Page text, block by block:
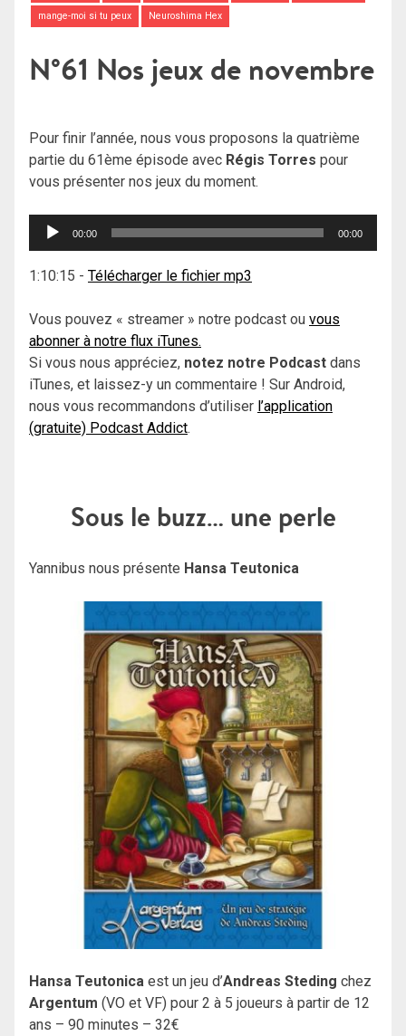
mange-moi si tu peux Neuroshima Hex
N°61 Nos jeux de novembre
Pour finir l’année, nous vous proposons la quatrième
partie du 61ème épisode avec Régis Torres pour
vous présenter nos jeux du moment.
Lecteur
00:00 00:00
1:10:15 - Télécharger le fichier mp3
Vous pouvez « streamer » notre podcast ou vous
abonner à notre flux iTunes.
Si vous nous appréciez, notez notre Podcast dans
iTunes, et laissez-y un commentaire ! Sur Android,
nous vous recommandons d’utiliser l’application
(gratuite) Podcast Addict.
Sous le buzz… une perle
Yannibus nous présente Hansa Teutonica
Hansa Teutonica est un jeu d’Andreas Steding chez
Argentum (VO et VF) pour 2 à 5 joueurs à partir de 12
ans – 90 minutes – 32€